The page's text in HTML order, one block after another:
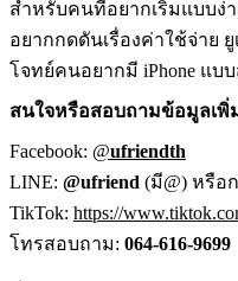
สำหรับคนที่อยากเริ่มแบบง่
อยากกดดันเรื่องค่าใช้จ่าย
โจทย์คนอยากมี iPhone แบ
สนใจหรือสอบถามข้อมูลเพิ่
Facebook: @ufriendth
LINE: @ufriend (มี@) หรือ
TikTok: https://
โทรสอบถาม: 064-616-9699